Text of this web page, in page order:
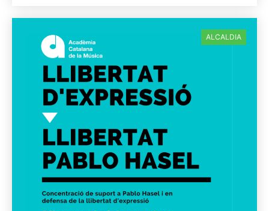
ALCALDIA